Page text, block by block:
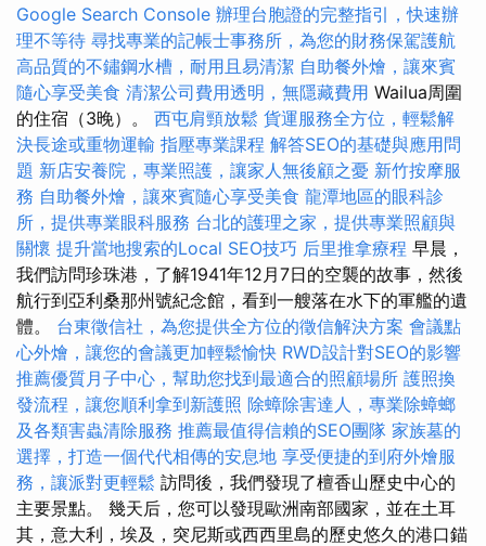
Google Search Console 辦理台胞證的完整指引，快速辦
理不等待 尋找專業的記帳士事務所，為您的財務保駕護航
高品質的不鏽鋼水槽，耐用且易清潔 自助餐外燴，讓來賓
隨心享受美食 清潔公司費用透明，無隱藏費用 Wailua周圍
的住宿（3晚）。 西屯肩頸放鬆 貨運服務全方位，輕鬆解
決長途或重物運輸 指壓專業課程 解答SEO的基礎與應用問
題 新店安養院，專業照護，讓家人無後顧之憂 新竹按摩服
務 自助餐外燴，讓來賓隨心享受美食 龍潭地區的眼科診
所，提供專業眼科服務 台北的護理之家，提供專業照顧與
關懷 提升當地搜索的Local SEO技巧 后里推拿療程 早晨，
我們訪問珍珠港，了解1941年12月7日的空襲的故事，然後
航行到亞利桑那州號紀念館，看到一艘落在水下的軍艦的遺
體。 台東徵信社，為您提供全方位的徵信解決方案 會議點
心外燴，讓您的會議更加輕鬆愉快 RWD設計對SEO的影響
推薦優質月子中心，幫助您找到最適合的照顧場所 護照換
發流程，讓您順利拿到新護照 除蟑除害達人，專業除蟑螂
及各類害蟲清除服務 推薦最值得信賴的SEO團隊 家族墓的
選擇，打造一個代代相傳的安息地 享受便捷的到府外燴服
務，讓派對更輕鬆 訪問後，我們發現了檀香山歷史中心的
主要景點。 幾天后，您可以發現歐洲南部國家，並在土耳
其，意大利，埃及，突尼斯或西西里島的歷史悠久的港口錨